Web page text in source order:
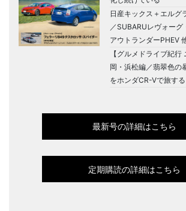
日産キックス＋エルグ
／SUBARUレヴォー
アウトランダーPHEV
【グルメドライブ紀
岡・浜松編／翡翠色の
をホンダCR-Vで旅する
最新号の詳細はこちら
定期購読の詳細はこちら